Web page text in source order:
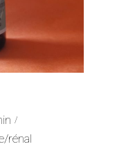
rénal